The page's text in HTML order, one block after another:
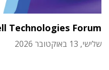
Technologies Forum
שלישי, 13 באוקטובר 2026